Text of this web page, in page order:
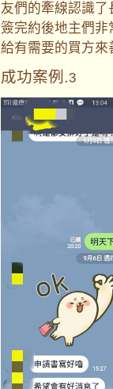
友們的牽線認識
簽完約後地主們
給有需要的買方來
成功案例.3